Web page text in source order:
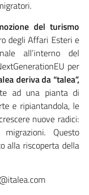
del turismo
degli Affari Esteri e
all’interno del
per
deriva da “talea”,
ad una pianta di
e ripiantandola, le
nuove radici:
Questo
alla riscoperta della